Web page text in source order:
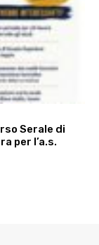
Serale di
per l’a.s.